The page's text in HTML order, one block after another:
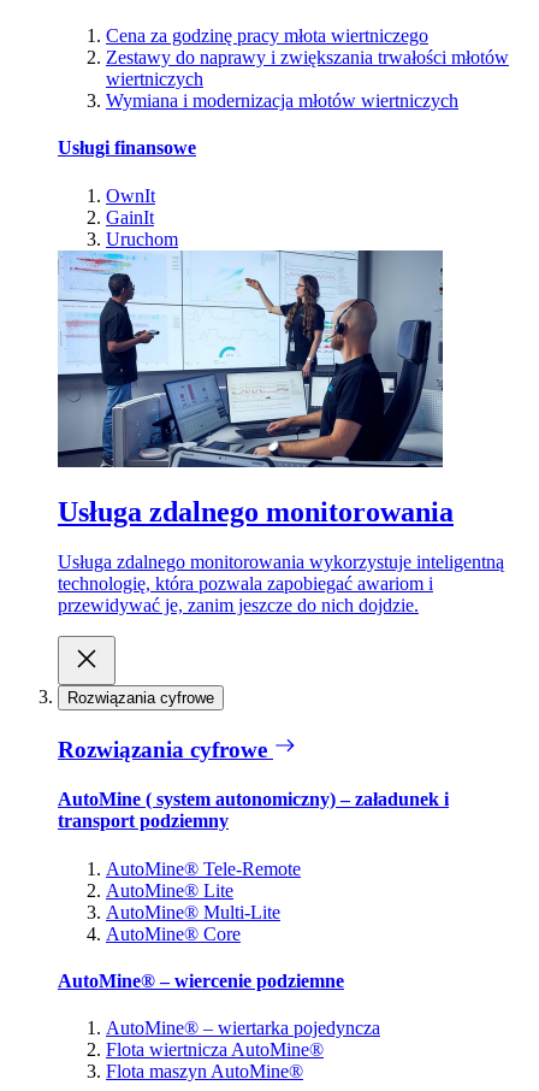
Cena za godzinę pracy młota wiertniczego
Zestawy do naprawy i zwiększania trwałości młotów
wiertniczych
Wymiana i modernizacja młotów wiertniczych
Usługi finansowe
OwnIt
GainIt
Uruchom
Usługa zdalnego monitorowania
Usługa zdalnego monitorowania wykorzystuje inteligentną
technologię, która pozwala zapobiegać awariom i
przewidywać je, zanim jeszcze do nich dojdzie.
Rozwiązania cyfrowe
Rozwiązania cyfrowe
AutoMine ( system autonomiczny) – załadunek i
transport podziemny
AutoMine® Tele-Remote
AutoMine® Lite
AutoMine® Multi-Lite
AutoMine® Core
AutoMine® – wiercenie podziemne
AutoMine® – wiertarka pojedyncza
Flota wiertnicza AutoMine®
Flota maszyn AutoMine®